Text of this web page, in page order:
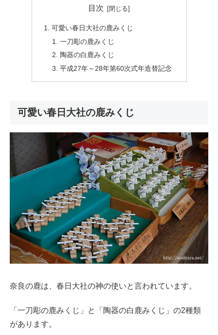
目次
可愛い春日大社の鹿みくじ
一刀彫の鹿みくじ
陶器の白鹿みくじ
平成27年～28年第60次式年造替記念
可愛い春日大社の鹿みくじ
奈良の鹿は、春日大社の神の使いと言われています。
「一刀彫の鹿みくじ」と「陶器の白鹿みくじ」の2種類
があります。